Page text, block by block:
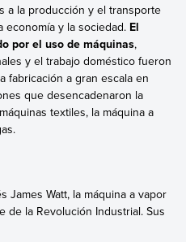
a la producción y el transporte
economía y la sociedad. El
por el uso de máquinas,
y el trabajo doméstico fueron
fabricación a gran escala en
que desencadenaron la
textiles, la máquina a
James Watt, la máquina a vapor
de la Revolución Industrial. Sus